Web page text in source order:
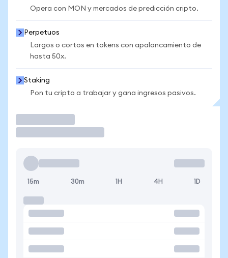
Opera con MON y mercados de predicción cripto.
Perpetuos
Largos o cortos en tokens con apalancamiento de
hasta 50x.
Staking
Pon tu cripto a trabajar y gana ingresos pasivos.
15m 30m 1H 4H 1D